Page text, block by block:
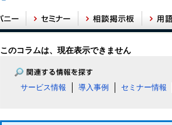
このコラムは、現在表示できません
サービス情報 導入事例 セミナー情報